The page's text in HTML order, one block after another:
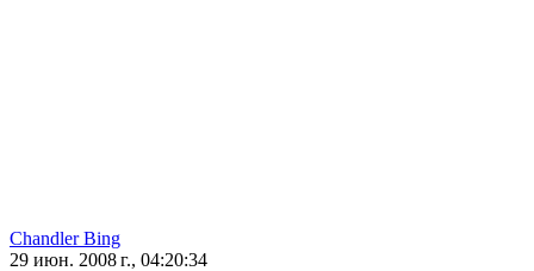
Chandler Bing
29 июн. 2008 г., 04:20:34